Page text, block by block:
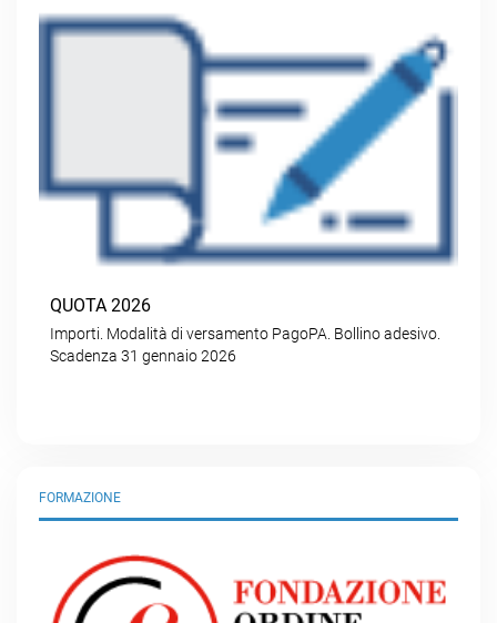
QUOTA 2026
Importi. Modalità di versamento PagoPA. Bollino adesivo.
Scadenza 31 gennaio 2026
FORMAZIONE